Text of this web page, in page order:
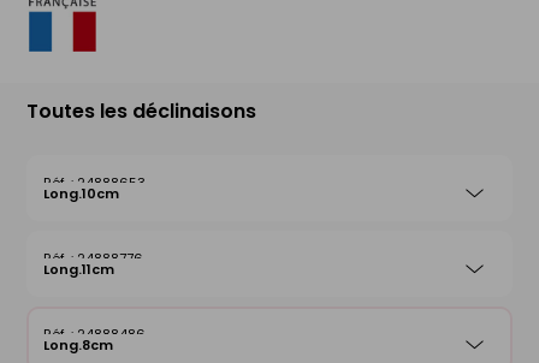
Toutes les déclinaisons
24888653
Long.10cm
24888776
Long.11cm
24888486
Long.8cm